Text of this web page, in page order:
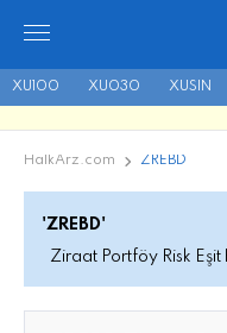
XU100 XU030 XUSIN
HalkArz.com ZREBD
'ZREBD'
Ziraat Portföy Risk Eşit